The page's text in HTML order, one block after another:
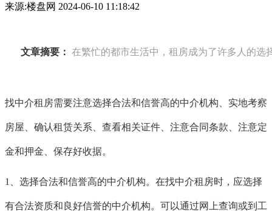
来源:楼盘网 2024-06-10 11:18:42
文章摘要： 在繁忙的都市生活中，租房成为了许多人的选
找中介租房需要注意选择合法和信誉高的中介机构、 实地考察
房屋、 确认租赁关系、 查看相关证件、 注意合同条款、 注意定
金和押金、 保存好收据。
1、选择合法和信誉高的中介机构。在找中介租房时，应选择
有合法资质和良好信誉的中介机构。可以通过网上查询或到工